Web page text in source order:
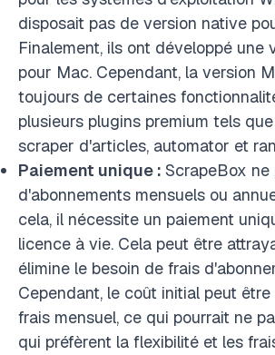
disposait pas de version native
Finalement, ils ont développé une
pour Mac. Cependant, la version
toujours de certaines
plusieurs plugins premium tels
scraper d'articles, automator et
Paiement unique : ScrapeBox ne
d'abonnements mensuels ou
cela, il nécessite un paiement
licence à vie. Cela peut être
élimine le besoin de frais
Cependant, le coût initial peut
frais mensuel, ce qui pourrait ne
qui préfèrent la flexibilité et les